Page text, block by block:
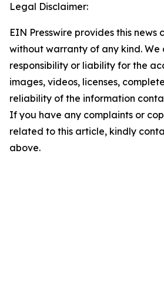
Legal Disclaimer:
EIN Presswire provides this news
without warranty of any kind.
responsibility or liability for the
images, videos, licenses,
reliability of the information
If you have any complaints or
related to this article, kindly
above.